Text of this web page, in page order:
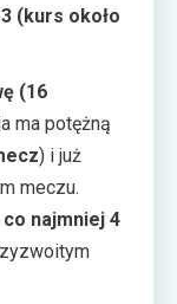
(kurs około
(16
ma potężną
) i już
meczu.
najmniej 4